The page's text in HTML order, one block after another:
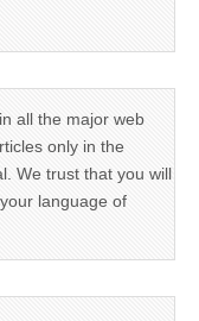
all the major web
only in the
We trust that you will
language of